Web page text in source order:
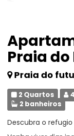
Praia do
Praia do
2 Quartos
2 banheiros
Descubra o